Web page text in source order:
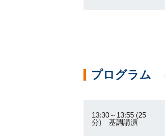
プログラム
13:30～13:55 (25
分) 基調講演